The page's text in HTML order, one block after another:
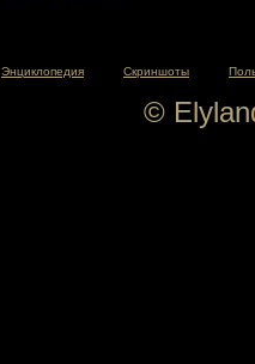
Энциклопедия Скриншоты
©